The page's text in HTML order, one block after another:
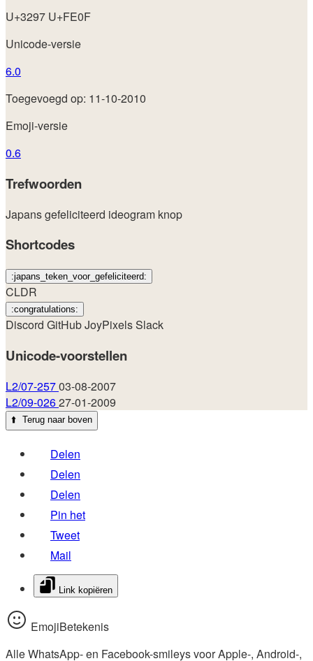
U+3297 U+FE0F
Unicode-versie
6.0
Toegevoegd op: 11-10-2010
Emoji-versie
0.6
Trefwoorden
Japansgefeliciteerd ideogram knop
Shortcodes
:japans_teken_voor_gefeliciteerd:
CLDR
:congratulations:
Discord GitHubJoyPixelsSlack
Unicode-voorstellen
L2/07-25703-08-2007
L2/09-02627-01-2009
⬆️ Terug naar boven
Delen
Delen
Delen
Pin het
Tweet
Mail
Link kopiëren
EmojiBetekenis
Alle WhatsApp- en Facebook-smileys voor Apple-, Android-,